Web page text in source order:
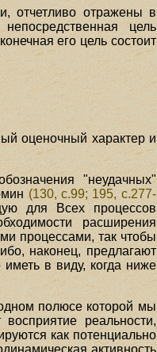
отчетливо отражены в
цель
его цель состоит
оценочный характер и
"неудачных"
(130, с.99; 195, с.277-
для Всех процессов
расширения
процессами, так чтобы
наконец, предлагают
в виду, когда ниже
полюсе которой мы
реальности,
как потенциально